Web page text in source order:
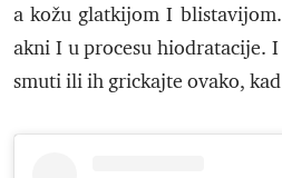
a kožu glatkijom I
akni I u procesu hiodratacije.
smuti ili ih grickajte ovako,